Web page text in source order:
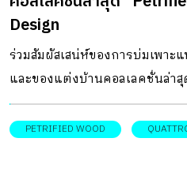
Design
ร่วมสัมผัสเสน่ห์ของการบ่มเพาะ
และของแต่งบ้านคอลเลคชั่นล่า
(Petrified Wood)”...
PETRIFIED WOOD